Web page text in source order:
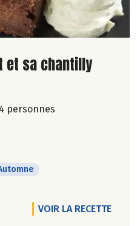
et sa chantilly
4 personnes
VOIR LA RECETTE